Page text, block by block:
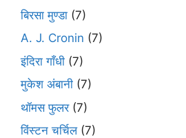
बिरसा मुण्डा (7)
A. J. Cronin (7)
इंदिरा गाँधी (7)
मुकेश अंबानी (7)
थॉमस फुलर(7)
विंस्टन चर्चिल(7)